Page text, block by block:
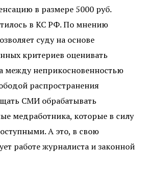
в размере 5000 руб.
в КС РФ. По мнению
суду на основе
критериев оценивать
между неприкосновенностью
распространения
СМИ обрабатывать
медработника, которые в силу
А это, в свою
работе журналиста и законной